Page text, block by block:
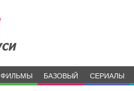
ФИЛЬМЫ БАЗОВЫЙ СЕРИАЛЫ